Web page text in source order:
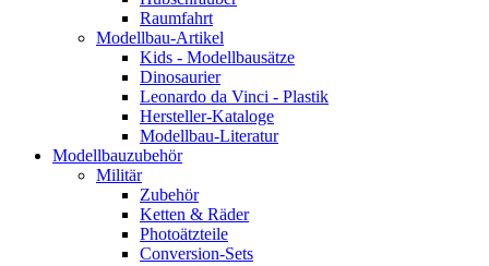
Raumfahrt
Modellbau-Artikel
Kids - Modellbausätze
Dinosaurier
Leonardo da Vinci - Plastik
Hersteller-Kataloge
Modellbau-Literatur
Modellbauzubehör
Militär
Zubehör
Ketten & Räder
Photoätzteile
Conversion-Sets